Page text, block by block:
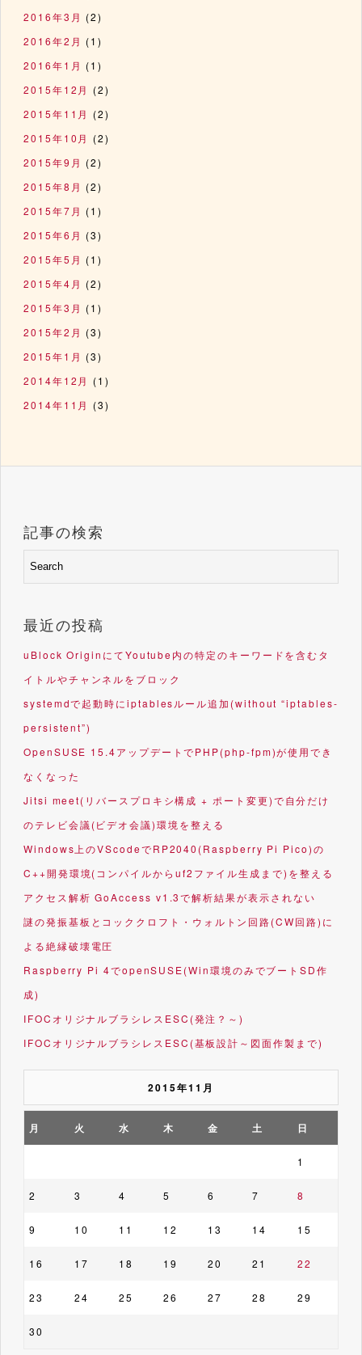
2016年3月 (2)
2016年2月 (1)
2016年1月 (1)
2015年12月 (2)
2015年11月 (2)
2015年10月 (2)
2015年9月 (2)
2015年8月 (2)
2015年7月 (1)
2015年6月 (3)
2015年5月 (1)
2015年4月 (2)
2015年3月 (1)
2015年2月 (3)
2015年1月 (3)
2014年12月 (1)
2014年11月 (3)
記事の検索
最近の投稿
uBlock OriginにてYoutube内の特定のキーワードを含むタ
イトルやチャンネルをブロック
systemdで起動時にiptablesルール追加(without “iptables-
persistent”)
OpenSUSE 15.4アップデートでPHP(php-fpm)が使用でき
なくなった
Jitsi meet(リバースプロキシ構成 + ポート変更)で自分だけ
のテレビ会議(ビデオ会議)環境を整える
Windows上のVScodeでRP2040(Raspberry Pi Pico)の
C++開発環境(コンパイルからuf2ファイル生成まで)を整える
アクセス解析 GoAccess v1.3で解析結果が表示されない
謎の発振基板とコッククロフト・ウォルトン回路(CW回路)に
よる絶縁破壊電圧
Raspberry Pi 4でopenSUSE(Win環境のみでブートSD作
成)
IFOCオリジナルブラシレスESC(発注？～)
IFOCオリジナルブラシレスESC(基板設計～図面作製まで)
2015年11月
月 火 水 木 金 土 日
1
2 3 4 5 6 7 8
9 10 11 12 13 14 15
16 17 18 19 20 21 22
23 24 25 26 27 28 29
30